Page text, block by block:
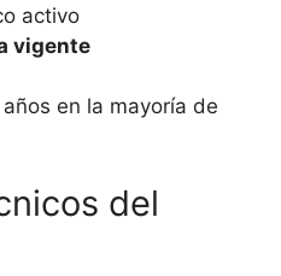
activo
vigente
en la mayoría de
del